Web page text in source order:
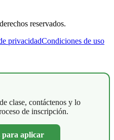
reservados.
privacidadCondiciones de uso
clase, contáctenos y lo
de inscripción.
para aplicar